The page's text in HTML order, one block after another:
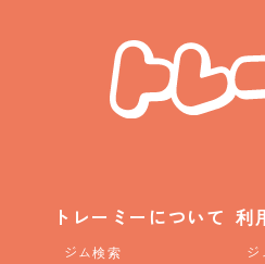
トレーミーについて
ジム検索
利
ジ